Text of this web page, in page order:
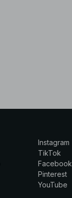
Instagram
TikTok
Facebook
Pinterest
YouTube